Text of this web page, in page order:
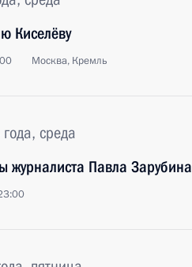
Киселёву
Москва, Кремль
среда
журналиста Павла Зарубина